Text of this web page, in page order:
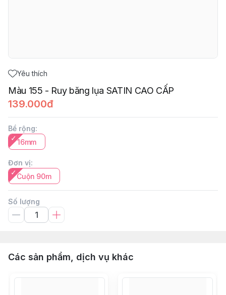
Yêu thích
Màu 155 - Ruy băng lụa SATIN CAO CẤP
139.000đ
Bề rộng:
16mm
Đơn vị:
Cuộn 90m
Số lượng
Các sản phẩm, dịch vụ khác